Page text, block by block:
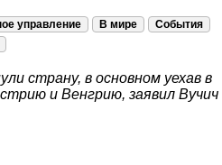
управление В мире
События
страну, в основном уехав в
и Венгрию, заявил Вучич